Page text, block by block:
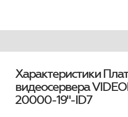
Характеристики
видеосервера
20000-19"-ID7